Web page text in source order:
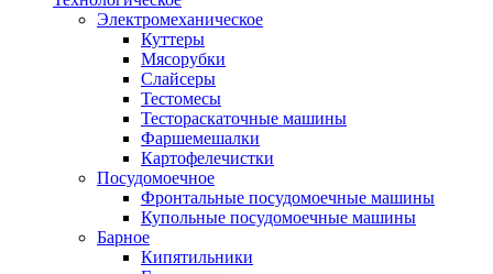
Электромеханическое
Куттеры
Мясорубки
Слайсеры
Тестомесы
Тестораскаточные машины
Фаршемешалки
Картофелечистки
Посудомоечное
Фронтальные посудомоечные машины
Купольные посудомоечные машины
Барное
Кипятильники